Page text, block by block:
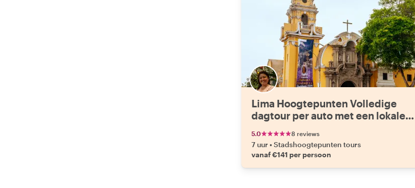
Lima Hoogtepunten Volledige
dagtour per auto met een lokale
5.0 8 reviews
7 uur •Stadshoogtepunten tours
vanaf €141 per persoon